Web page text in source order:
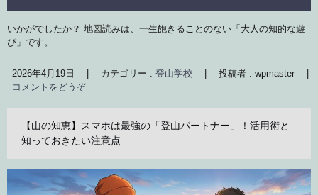
いかがでしたか？ 地図読みは、一生飽きることのない「大人の知的な遊
び」です。
2026年4月19日 カテゴリー : 登山学校 投稿者 : wpmaster
コメントをどうぞ
【山の知恵】スマホは最強の「登山パートナー」！活用術と
知っておきたい注意点